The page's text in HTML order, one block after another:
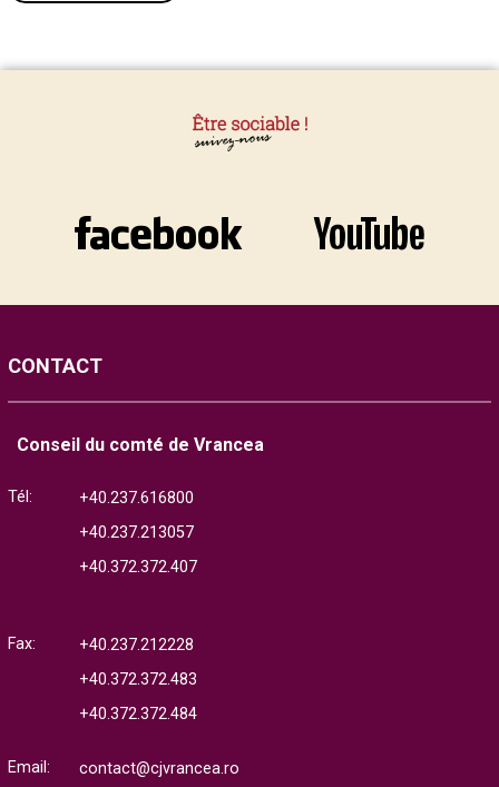
CONTACT
Conseil du comté de Vrancea
Tél:
+40.237.616800
+40.237.213057
+40.372.372.407
Fax:
+40.237.212228
+40.372.372.483
+40.372.372.484
Email: contact@cjvrancea.ro